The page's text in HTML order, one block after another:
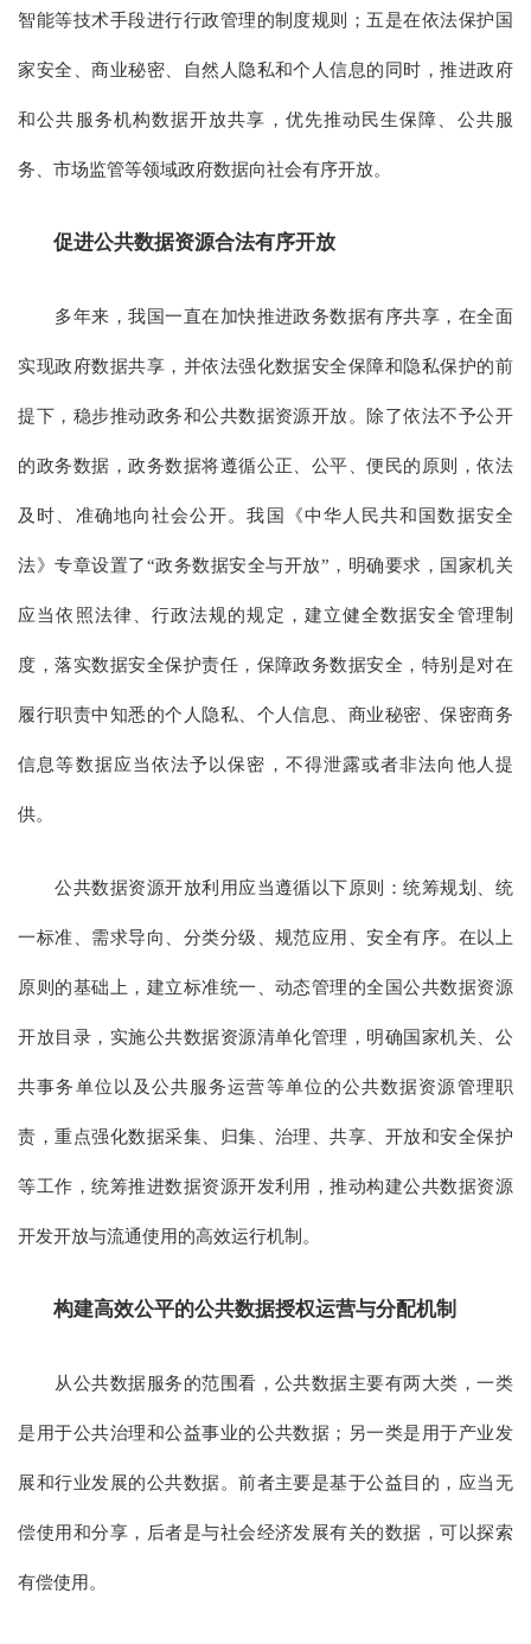
智能等技术手段进行行政管理的制度规则；五是在依法保护国
家安全、商业秘密、自然人隐私和个人信息的同时，推进政府
和公共服务机构数据开放共享，优先推动民生保障、公共服
务、市场监管等领域政府数据向社会有序开放。
促进公共数据资源合法有序开放
多年来，我国一直在加快推进政务数据有序共享，在全面
实现政府数据共享，并依法强化数据安全保障和隐私保护的前
提下，稳步推动政务和公共数据资源开放。除了依法不予公开
的政务数据，政务数据将遵循公正、公平、便民的原则，依法
及时、准确地向社会公开。我国《中华人民共和国数据安全
法》专章设置了“政务数据安全与开放”，明确要求，国家机关
应当依照法律、行政法规的规定，建立健全数据安全管理制
度，落实数据安全保护责任，保障政务数据安全，特别是对在
履行职责中知悉的个人隐私、个人信息、商业秘密、保密商务
信息等数据应当依法予以保密，不得泄露或者非法向他人提
供。
公共数据资源开放利用应当遵循以下原则：统筹规划、统
一标准、需求导向、分类分级、规范应用、安全有序。在以上
原则的基础上，建立标准统一、动态管理的全国公共数据资源
开放目录，实施公共数据资源清单化管理，明确国家机关、公
共事务单位以及公共服务运营等单位的公共数据资源管理职
责，重点强化数据采集、归集、治理、共享、开放和安全保护
等工作，统筹推进数据资源开发利用，推动构建公共数据资源
开发开放与流通使用的高效运行机制。
构建高效公平的公共数据授权运营与分配机制
从公共数据服务的范围看，公共数据主要有两大类，一类
是用于公共治理和公益事业的公共数据；另一类是用于产业发
展和行业发展的公共数据。前者主要是基于公益目的，应当无
偿使用和分享，后者是与社会经济发展有关的数据，可以探索
有偿使用。